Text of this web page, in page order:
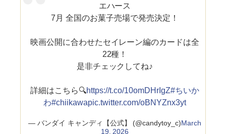
エハース
7月 全国のお菓子売場で発売決定！
映画公開に合わせたセイレーン編のカードは全
22種！
是非チェックしてね♪
詳細はこちら🔍https://t.co/10omDHrIgZ#ちいか
わ#chiikawapic.twitter.com/oBNYZnx3yt
— バンダイ キャンディ【公式】 (@candytoy_c)March
19, 2026